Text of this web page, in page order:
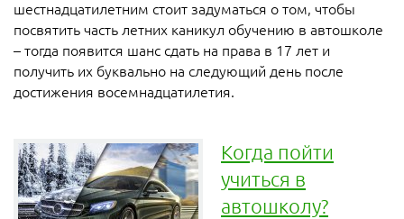
шестнадцатилетним стоит задуматься о том, чтобы
посвятить часть летних каникул обучению в автошколе
– тогда появится шанс сдать на права в 17 лет и
получить их буквально на следующий день после
достижения восемнадцатилетия.
Когда пойти
учиться в
автошколу?